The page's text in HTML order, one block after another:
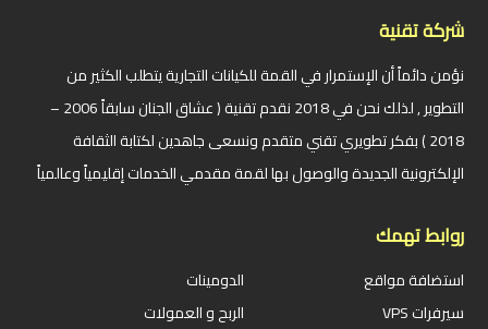
شركة تقنية
نؤمن دائماً أن الإستمرار في القمة للكيانات التجارية يتطلب الكثير من
التطوير , لذلك نحن في 2018 نقدم تقنية ( عشاق الجنان سابقاً 2006 –
2018 ) بفكر تطويري تقني متقدم ونسعى جاهدين لكتابة الثقافة
الإلكترونية الجديدة والوصول بها لقمة مقدمي الخدمات إقليمياً وعالمياً
روابط تهمك
استضافة مواقع
سيرفرات VPS
الدومينات
الربح و العمولات